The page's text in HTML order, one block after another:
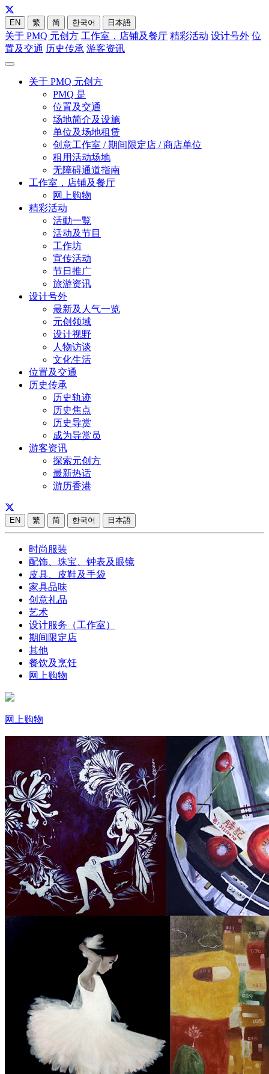
EN 繁 简 한국어 日本語
关于 PMQ 元创方 工作室，店铺及餐厅 精彩活动 设计号外 位
置及交通 历史传承 游客资讯
关于 PMQ 元创方
PMQ 是
位置及交通
场地简介及设施
单位及场地租赁
创意工作室 / 期间限定店 / 商店单位
租用活动场地
无障碍通道指南
工作室，店铺及餐厅
网上购物
精彩活动
活動一覧
活动及节目
工作坊
宣传活动
节日推广
旅游资讯
设计号外
最新及人气一览
元创领域
设计视野
人物访谈
文化生活
位置及交通
历史传承
历史轨迹
历史焦点
历史导赏
成为导赏员
游客资讯
探索元创方
最新热话
游历香港
EN 繁 简 한국어 日本語
时尚服装
配饰、珠宝、钟表及眼镜
皮具、皮鞋及手袋
家具品味
创意礼品
艺术
设计服务（工作室）
期间限定店
其他
餐饮及烹饪
网上购物
网上购物